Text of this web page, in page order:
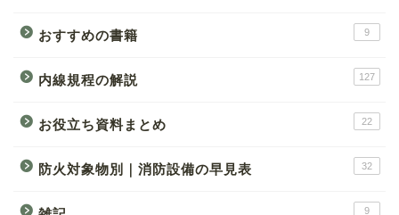
おすすめの書籍 9
内線規程の解説 127
お役立ち資料まとめ 22
防火対象物別｜消防設備の早見表 32
9